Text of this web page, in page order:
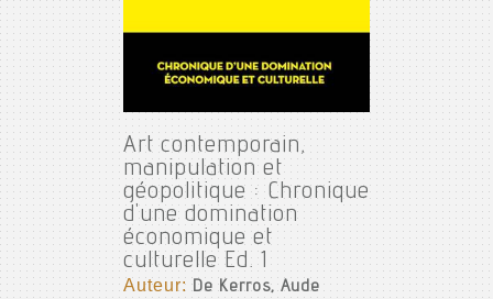
Art contemporain,
manipulation et
géopolitique : Chronique
d'une domination
économique et
culturelle Ed. 1
Auteur:De Kerros, Aude